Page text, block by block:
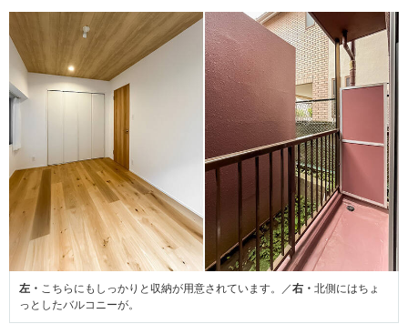
左・ こちらにもしっかりと収納が用意されています。／右・ 北側にはちょ
っとしたバルコニーが。